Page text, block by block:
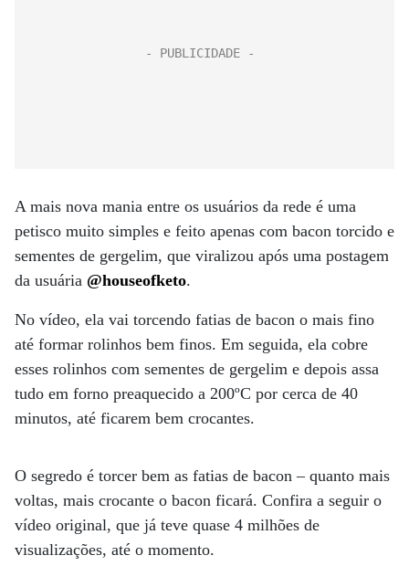
A mais nova mania entre os usuários da rede é uma
petisco muito simples e feito apenas com bacon torcido e
sementes de gergelim, que viralizou após uma postagem
da usuária @houseofketo.
No vídeo, ela vai torcendo fatias de bacon o mais fino
até formar rolinhos bem finos. Em seguida, ela cobre
esses rolinhos com sementes de gergelim e depois assa
tudo em forno preaquecido a 200ºC por cerca de 40
minutos, até ficarem bem crocantes.
O segredo é torcer bem as fatias de bacon – quanto mais
voltas, mais crocante o bacon ficará. Confira a seguir o
vídeo original, que já teve quase 4 milhões de
visualizações, até o momento.